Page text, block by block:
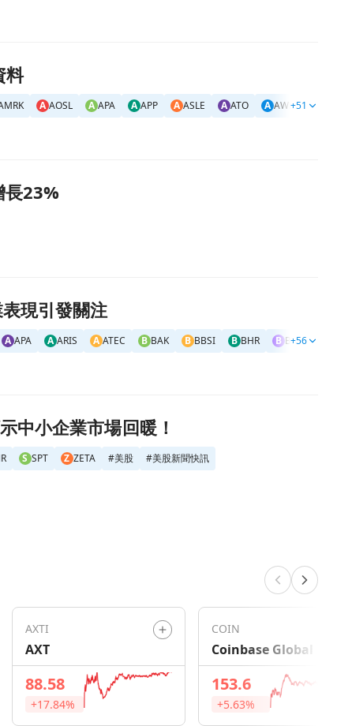
料
A AOSL A APA A APP A ASLE A ATO A AWR A
+51
長23%
現引發關注
A APA A ARIS A ATEC B BAK B BBSI B BHR B BMA
+56
小企業市場回暖！
S SPT Z ZETA #美股 #美股新聞快訊
AXTI
AXT
88.58
+17.84%
COIN
Coinbase Global
153.6
+5.63%